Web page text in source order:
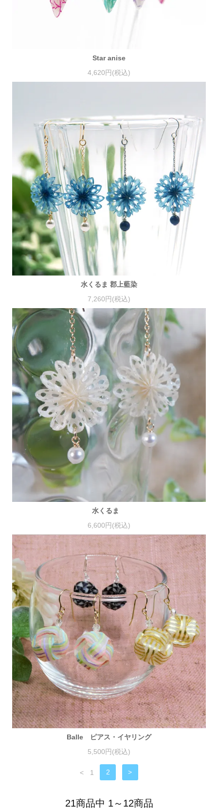
Star anise
4,620円(税込)
水くるま 郡上藍染
7,260円(税込)
水くるま
6,600円(税込)
Balle ピアス・イヤリング
5,500円(税込)
< 1 2 >
21商品中 1～12商品